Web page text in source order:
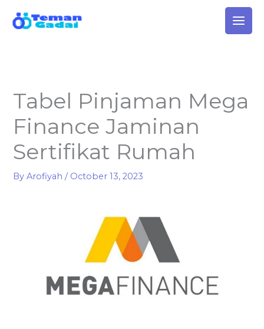
Tabel Pinjaman Mega
Finance Jaminan
Sertifikat Rumah
ByArofiyah/ October 13, 2023